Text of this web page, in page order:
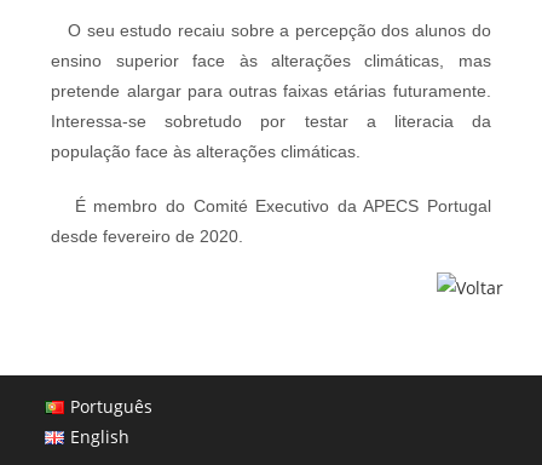
O seu estudo recaiu sobre a percepção dos alunos do
ensino superior face às alterações climáticas, mas
pretende alargar para outras faixas etárias futuramente.
Interessa-se sobretudo por testar a literacia da
população face às alterações climáticas.
É membro do Comité Executivo da APECS Portugal
desde fevereiro de 2020.
Português
English